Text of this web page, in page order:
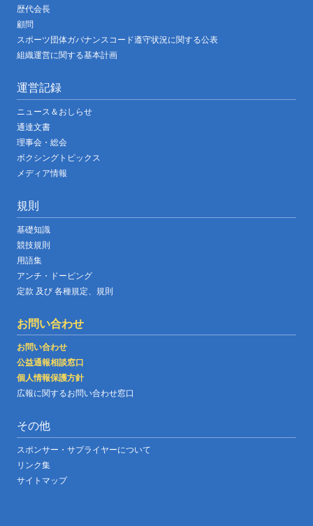
歴代会長
顧問
スポーツ団体ガバナンスコード遵守状況に関する公表
組織運営に関する基本計画
運営記録
ニュース＆おしらせ
通達文書
理事会・総会
ボクシングトピックス
メディア情報
規則
基礎知識
競技規則
用語集
アンチ・ドーピング
定款 及び 各種規定、規則
お問い合わせ
お問い合わせ
公益通報相談窓口
個人情報保護方針
広報に関するお問い合わせ窓口
その他
スポンサー・サプライヤーについて
リンク集
サイトマップ